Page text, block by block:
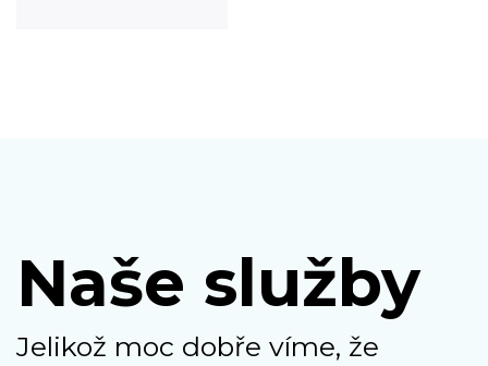
Naše služby
Jelikož moc dobře víme, že